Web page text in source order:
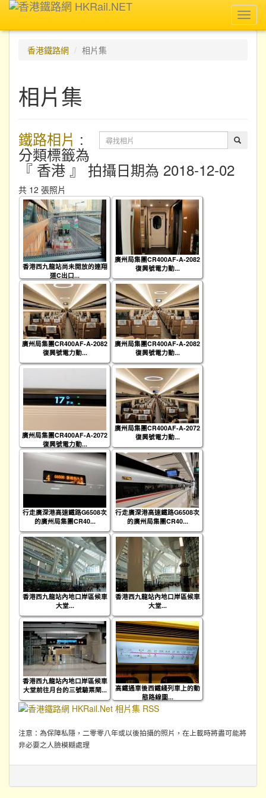
香港鐵路網
相片集
相片集
鐵路相片 :
分類標籤為
『 香港 』 拍攝日期為 2018-12-02
共 12 張照片
香港西九龍站尚未開放的連翔
道C出口...
廣州局集團CR400AF-A-2082
復興號電力動...
廣州局集團CR400AF-A-2082
復興號電力動...
廣州局集團CR400AF-A-2082
復興號電力動...
廣州局集團CR400AF-A-2072
復興號電力動...
廣州局集團CR400AF-A-2072
復興號電力動...
行走廣深港高速鐵路G6508次
的廣州局集團CR40...
行走廣深港高速鐵路G6508次
的廣州局集團CR40...
香港西九龍站內地口岸區候車
大堂...
香港西九龍站內地口岸區候車
大堂...
香港西九龍站內地口岸區候車
大堂前往月台的三號驗票閘...
高鐵通車後西鐵綫列車上的動
態路線圖...
注意：為保障私隱，二零零八年或以後拍攝的照片，在上載時將盡可能將
非必要之人臉模糊處理